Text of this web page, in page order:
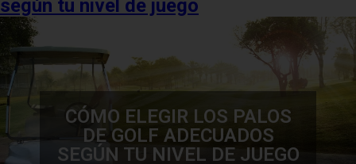
según tu nivel de juego
CÓMO ELEGIR LOS PALOS
DE GOLF ADECUADOS
SEGÚN TU NIVEL DE JUEGO